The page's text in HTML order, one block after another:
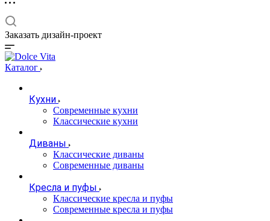
Заказать дизайн-проект
Каталог
Кухни
Современные кухни
Классические кухни
Диваны
Классические диваны
Современные диваны
Кресла и пуфы
Классические кресла и пуфы
Современные кресла и пуфы